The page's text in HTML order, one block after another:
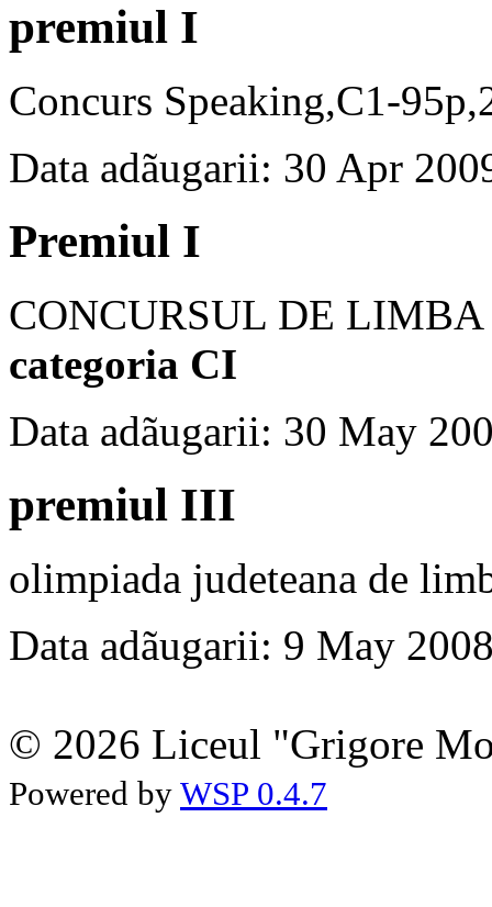
premiul I
Concurs Speaking,C1-
Data adãugarii: 30 Apr
Premiul I
CONCURSUL DE
categoria CI
Data adãugarii: 30 May
premiul III
olimpiada judeteana de
Data adãugarii: 9 May
© 2026 Liceul "Grigore
Powered by WSP 0.4.7